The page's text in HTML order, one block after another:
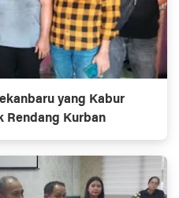
yang Kabur
Rendang Kurban